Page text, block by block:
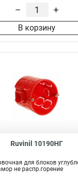
– +
В корзину
Ruvinil 10190НГ
для блоков
не распр.горение